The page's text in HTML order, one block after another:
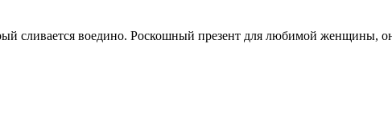
сливается воедино. Роскошный презент для любимой женщины,